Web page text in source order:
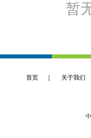
暂
首页 关于我们